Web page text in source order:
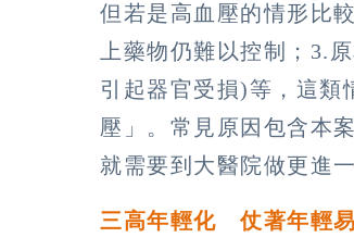
但若是高血壓的情形比
上藥物仍難以控制；3.
引起器官受損)等，這類
壓」。常見原因包含本
就需要到大醫院做更進
三高年輕化 仗著年輕